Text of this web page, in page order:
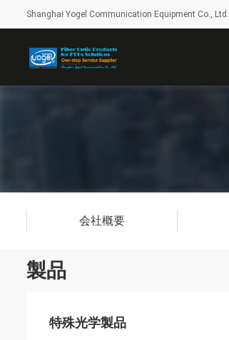
Shanghai Yogel Communication Equipment Co., Ltd.
会社概要
製品
特殊光学製品